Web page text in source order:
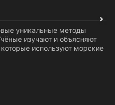
уникальные методы
изучают и объясняют
используют морские